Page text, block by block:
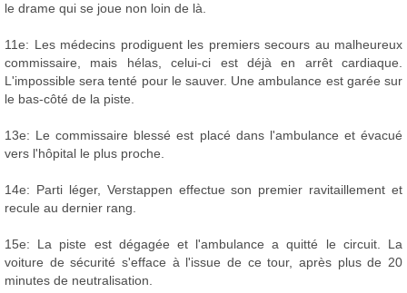
le drame qui se joue non loin de là.
11e: Les médecins prodiguent les premiers secours au malheureux
commissaire, mais hélas, celui-ci est déjà en arrêt cardiaque.
L'impossible sera tenté pour le sauver. Une ambulance est garée sur
le bas-côté de la piste.
13e: Le commissaire blessé est placé dans l'ambulance et évacué
vers l'hôpital le plus proche.
14e: Parti léger, Verstappen effectue son premier ravitaillement et
recule au dernier rang.
15e: La piste est dégagée et l'ambulance a quitté le circuit. La
voiture de sécurité s'efface à l'issue de ce tour, après plus de 20
minutes de neutralisation.